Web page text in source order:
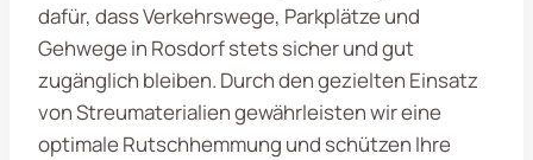
dafür, dass Verkehrswege, Parkplätze und
Gehwege in Rosdorf stets sicher und gut
zugänglich bleiben. Durch den gezielten Einsatz
von Streumaterialien gewährleisten wir eine
optimale Rutschhemmung und schützen Ihre